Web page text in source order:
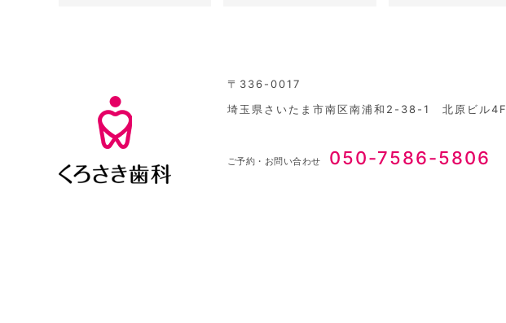
〒336-0017
埼玉県さいたま市南区南浦和2-38-1 北原ビル4F
ご予約・お問い合わせ 050-7586-5806